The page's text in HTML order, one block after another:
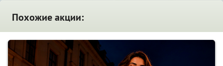
Похожие акции: